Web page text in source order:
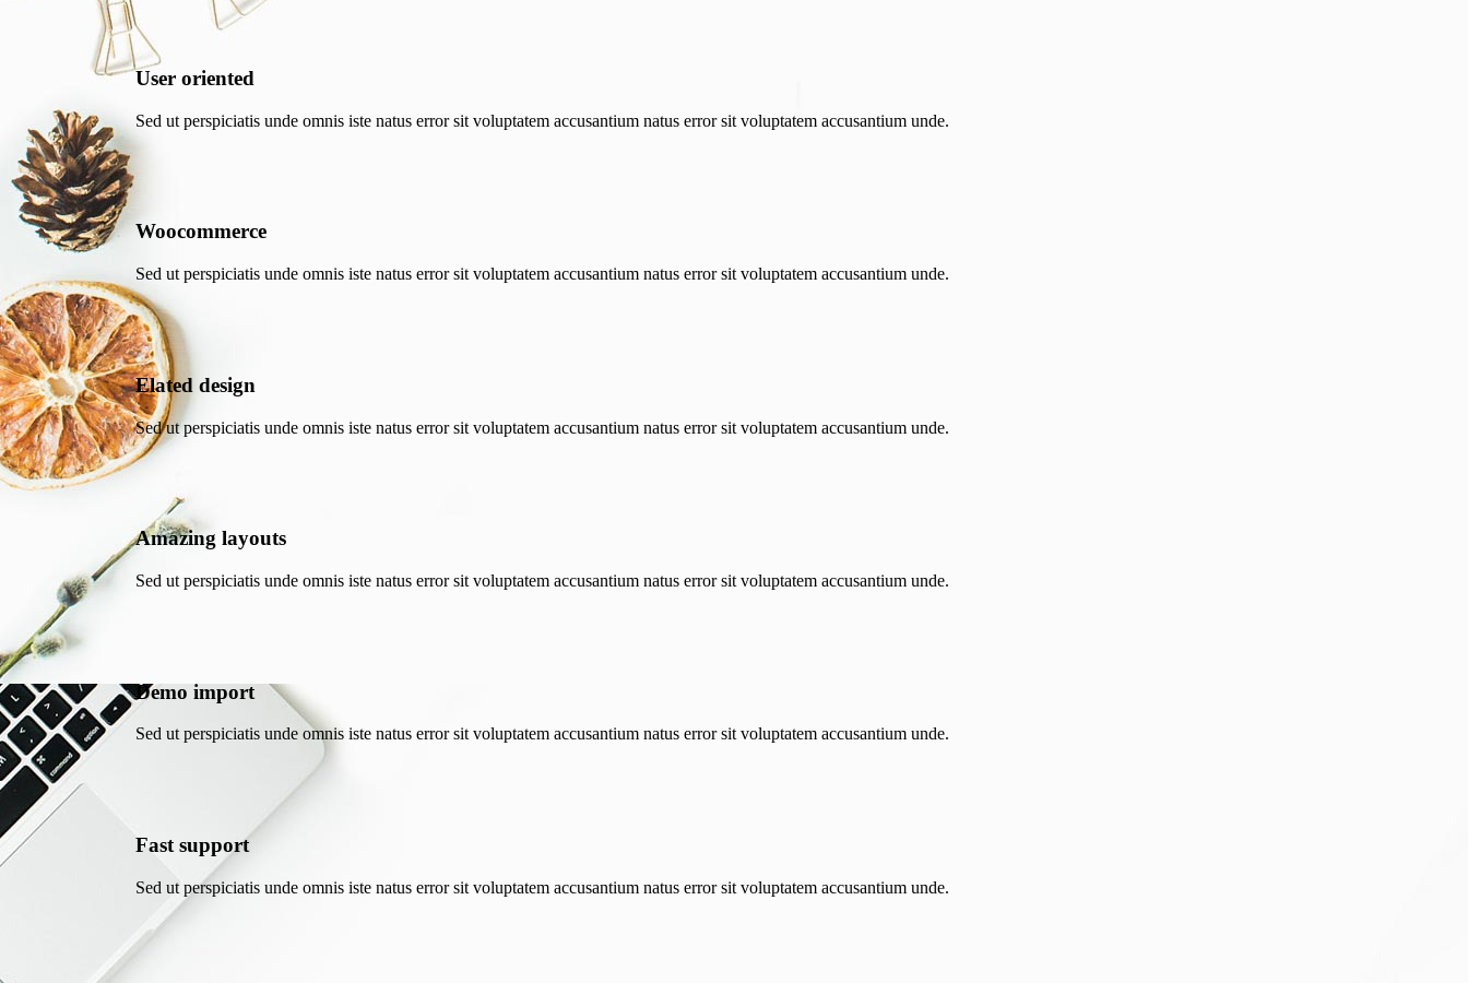
User oriented
Sed ut perspiciatis unde omnis iste natus error sit voluptatem accusantium natus error sit voluptatem accusantium unde.
Woocommerce
Sed ut perspiciatis unde omnis iste natus error sit voluptatem accusantium natus error sit voluptatem accusantium unde.
Elated design
Sed ut perspiciatis unde omnis iste natus error sit voluptatem accusantium natus error sit voluptatem accusantium unde.
Amazing layouts
Sed ut perspiciatis unde omnis iste natus error sit voluptatem accusantium natus error sit voluptatem accusantium unde.
Demo import
Sed ut perspiciatis unde omnis iste natus error sit voluptatem accusantium natus error sit voluptatem accusantium unde.
Fast support
Sed ut perspiciatis unde omnis iste natus error sit voluptatem accusantium natus error sit voluptatem accusantium unde.